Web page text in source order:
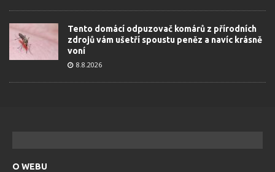
Tento domácí odpuzovač komárů z přírodních
zdrojů vám ušetří spoustu peněz a navíc krásně
voní
8.8.2026
O WEBU